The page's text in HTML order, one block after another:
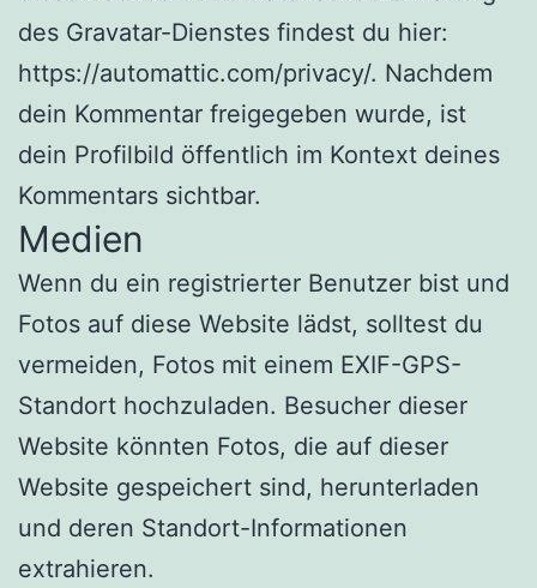
des Gravatar-Dienstes findest du hier:
https://automattic.com/privacy/. Nachdem
dein Kommentar freigegeben wurde, ist
dein Profilbild öffentlich im Kontext deines
Kommentars sichtbar.
Medien
Wenn du ein registrierter Benutzer bist und
Fotos auf diese Website lädst, solltest du
vermeiden, Fotos mit einem EXIF-GPS-
Standort hochzuladen. Besucher dieser
Website könnten Fotos, die auf dieser
Website gespeichert sind, herunterladen
und deren Standort-Informationen
extrahieren.